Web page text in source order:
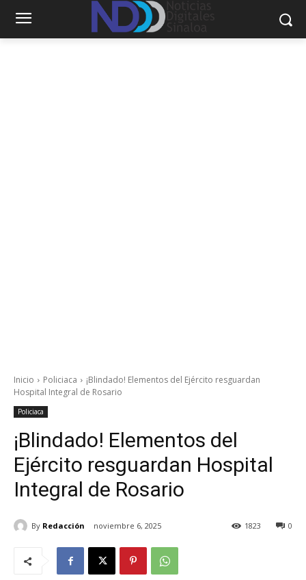
Inicio Policiaca
¡Blindado! Elementos del Ejército resguardan
Hospital Integral de Rosario
Policiaca
¡Blindado! Elementos del
Ejército resguardan Hospital
Integral de Rosario
By Redacción noviembre 6, 2025 0
1823